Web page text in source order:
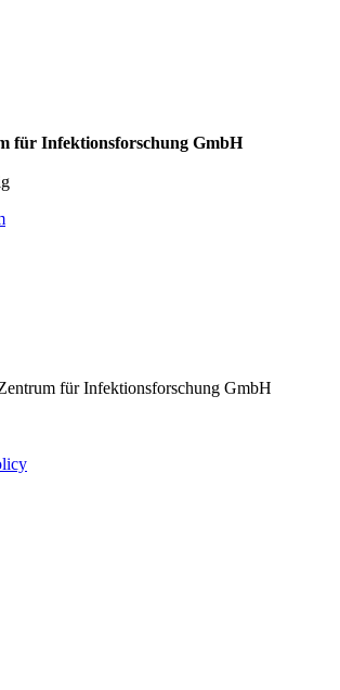
für Infektionsforschung GmbH
für Infektionsforschung GmbH